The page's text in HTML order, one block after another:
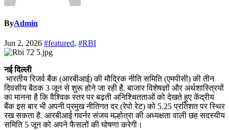
ByAdmin
Jun 2, 2026 #featured, #RBI
नई दिल्ली
भारतीय रिजर्व बैंक (आरबीआई) की मौद्रिक नीति समिति (एमपीसी) की तीन
दिवसीय बैठक 3 जून से शुरू होने जा रही है. बाजार विशेषज्ञों और अर्थशास्त्रियों
का मानना है कि वैश्विक स्तर पर बढ़ती अनिश्चितताओं को देखते हुए केंद्रीय
बैंक इस बार भी अपनी प्रमुख नीतिगत दर (रेपो रेट) को 5.25 प्रतिशत पर स्थिर
रख सकता है. आरबीआई गवर्नर संजय मल्होत्रा की अध्यक्षता वाली छह सदस्यीय
समिति 5 जून को अपने फैसलों की घोषणा करेगी।